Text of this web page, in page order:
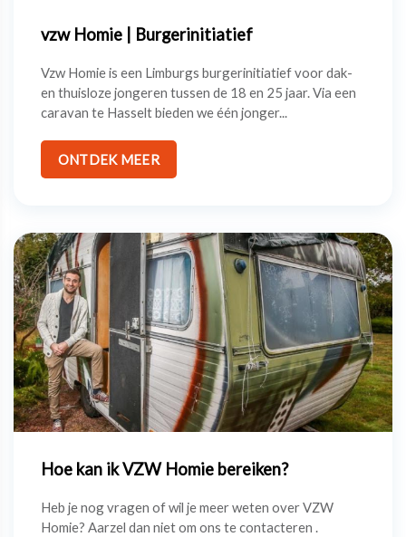
vzw Homie | Burgerinitiatief
Vzw Homie is een Limburgs burgerinitiatief voor dak-
en thuisloze jongeren tussen de 18 en 25 jaar. Via een
caravan te Hasselt bieden we één jonger...
ONTDEK MEER
Hoe kan ik VZW Homie bereiken?
Heb je nog vragen of wil je meer weten over VZW
Homie? Aarzel dan niet om ons te contacteren .